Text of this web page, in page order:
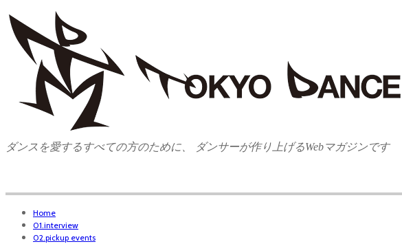
ダンスを愛するすべての方のために、 ダンサーが作り上げるWebマガジンです
Home
01.interview
02.pickup events